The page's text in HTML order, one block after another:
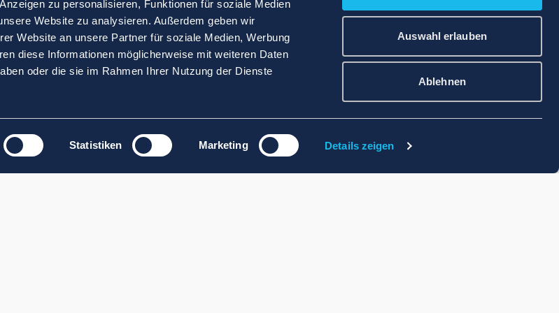
zu personalisieren, Funktionen für soziale Medien
Website zu analysieren. Außerdem geben wir
Website an unsere Partner für soziale Medien, Werbung
diese Informationen möglicherweise mit weiteren Daten
oder die sie im Rahmen Ihrer Nutzung der Dienste
Statistiken Marketing Details zeigen
Auswahl erlauben
Ablehnen